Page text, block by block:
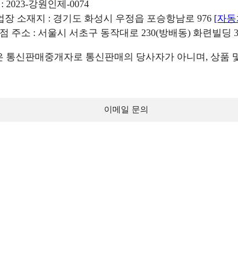
2023-강원인제-0074
소재지 : 경기도 화성시 우정읍 포승항남로 976 [자
주소 : 서울시 서초구 동작대로 230(방배동) 화련빌딩
신판매중개자로 통신판매의 당사자가 아니며, 상품
이메일 문의